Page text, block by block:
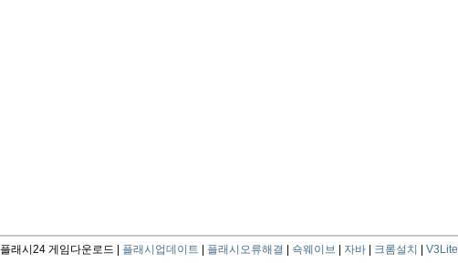
플래시24 게임다운로드 | 플래시업데이트 플래시오류해결 쇽웨이브 자바| 크롬설치 V3Lite